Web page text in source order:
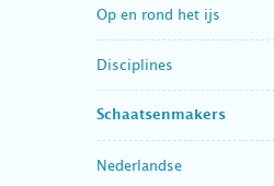
Op en rond het ijs
Disciplines
Schaatsenmakers
Nederlandse